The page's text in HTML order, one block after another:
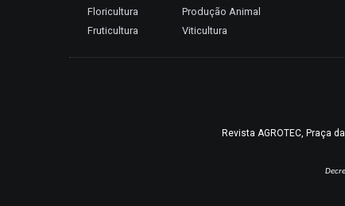
Floricultura
Fruticultura
Produção Animal
Viticultura
Revista AGROTEC, Praça